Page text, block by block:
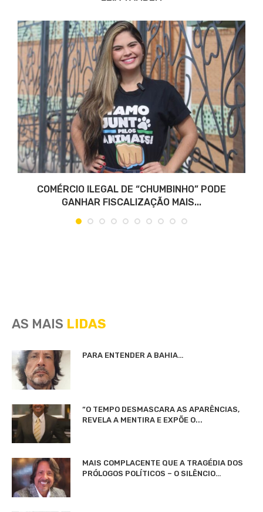
COMÉRCIO ILEGAL DE “CHUMBINHO” PODE
GANHAR FISCALIZAÇÃO MAIS...
AS MAIS LIDAS
PARA ENTENDER A BAHIA…
“O TEMPO DESMASCARA AS APARÊNCIAS,
REVELA A MENTIRA E EXPÕE O...
MAIS COMPLACENTE QUE A TRAGÉDIA DOS
PRÓLOGOS POLÍTICOS – O SILÊNCIO…